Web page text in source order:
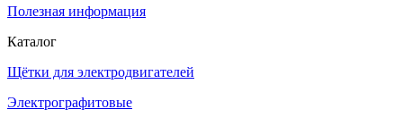
Полезная информация
Каталог
Щётки для электродвигателей
Электрографитовые